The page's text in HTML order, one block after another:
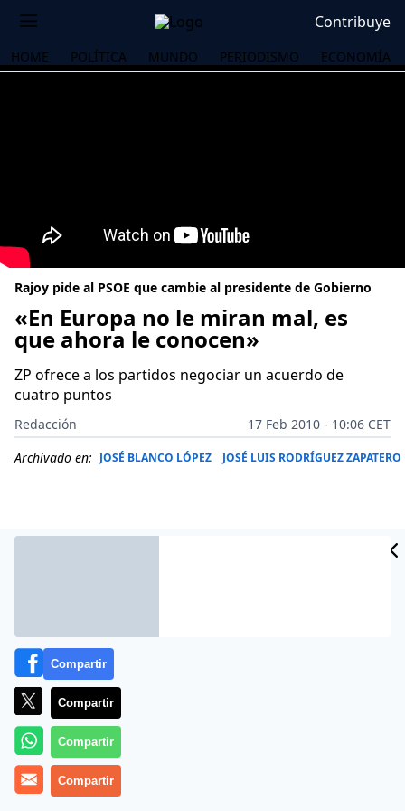
Contribuye
HOME POLÍTICA MUNDO PERIODISMO ECONOMÍA
Rajoy pide al PSOE que cambie al presidente de Gobierno
«En Europa no le miran mal, es
que ahora le conocen»
ZP ofrece a los partidos negociar un acuerdo de
cuatro puntos
Redacción
17 Feb 2010 - 10:06 CET
Archivado en: JOSÉ BLANCO LÓPEZ JOSÉ LUIS RODRÍGUEZ ZAPATERO
Más información
Compartir
Compartir
Compartir
Compartir